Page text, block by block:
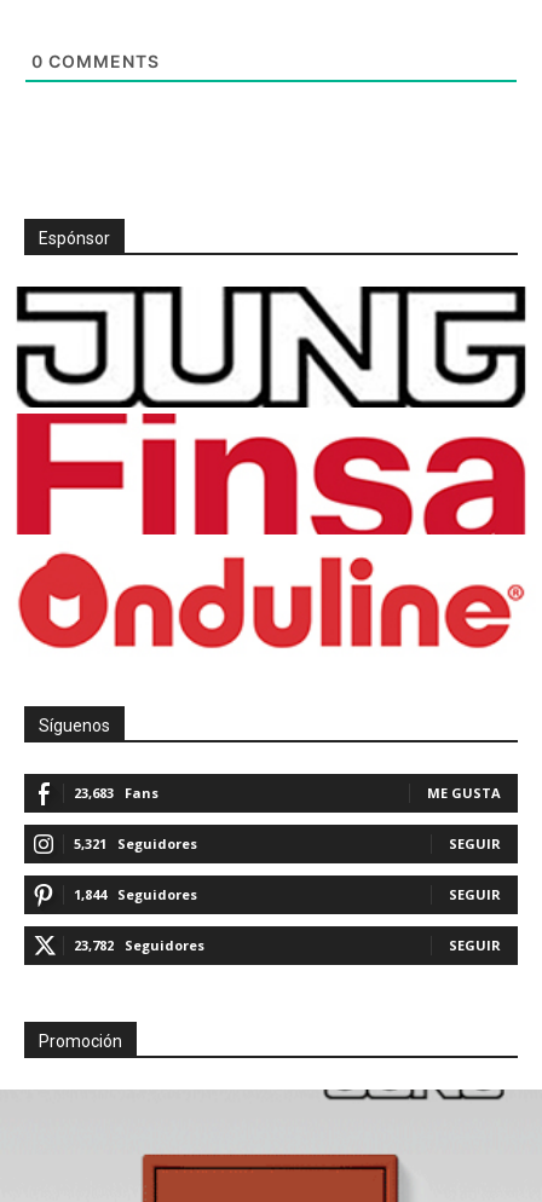
0 COMMENTS
Espónsor
Síguenos
23,683 Fans ME GUSTA
5,321 Seguidores SEGUIR
1,844 Seguidores SEGUIR
23,782 Seguidores SEGUIR
Promoción